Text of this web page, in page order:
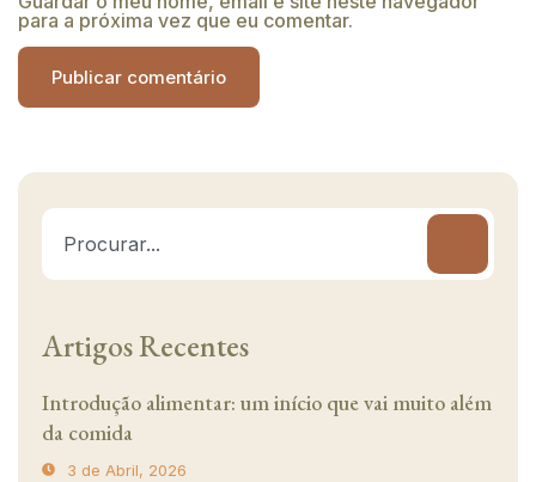
para a próxima vez que eu comentar.
Artigos Recentes
Introdução alimentar: um início que vai muito além
da comida
3 de Abril, 2026